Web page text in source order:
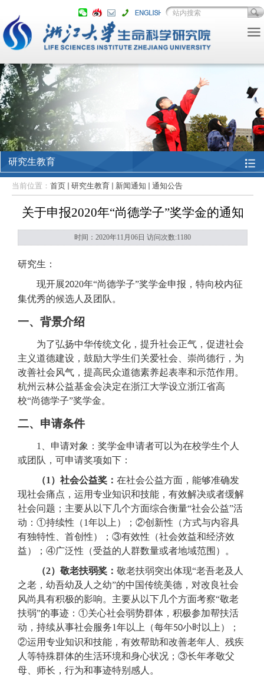
研究生教育
当前位置： 首页 研究生教育 新闻通知 通知公告
关于申报2020年“尚德学子”奖学金的通知
时间：2020年11月06日 访问次数:1180
研究生：
现开展2020年“尚德学子”奖学金申报，特向校内征
集优秀的候选人及 团队 。
一、 背景介绍
为了弘扬中华传统文化，提升社会正气，促进社会
主义道德建设，鼓励大学生们关爱社会、崇尚德行，为
改善社会风气，提高民众道德素养起表率和示范作用。
杭州云林公益基金会决定在浙江大学设立浙江省高
校“尚德学子”奖学金。
二、申请条件
1、申请对象： 奖学金申请者可以为在校学生个人
或团队，可申请奖项如下：
（1）社会公益奖： 在社会公益方面，能够准确发
现社会痛点，运用专业知识和技能，有效解决或者缓解
社会问题；主要从以下几个方面综合衡量“社会公益”活
动： ①持续性（1年以上）； ②创新性（方式与内容具
有独特性、首创性）； ③有效性（社会效益和经济效
益）； ④广泛性（受益的人群数量或者地域范围）。
（2）敬老扶弱奖： 敬老扶弱突出体现“老吾老及人
之老，幼吾幼及人之幼”的中国传统美德，对改良社会
风尚具有积极的影响。主要从以下几个方面考察“敬老
扶弱”的事迹： ①关心社会弱势群体，积极参加帮扶活
动，持续从事社会服务1年以上（每年50小时以上）；
②运用专业知识和技能，有效帮助和改善老年人、残疾
人等特殊群体的生活环境和身心状况； ③长年孝敬父
母、师长，行为和事迹特别感人。